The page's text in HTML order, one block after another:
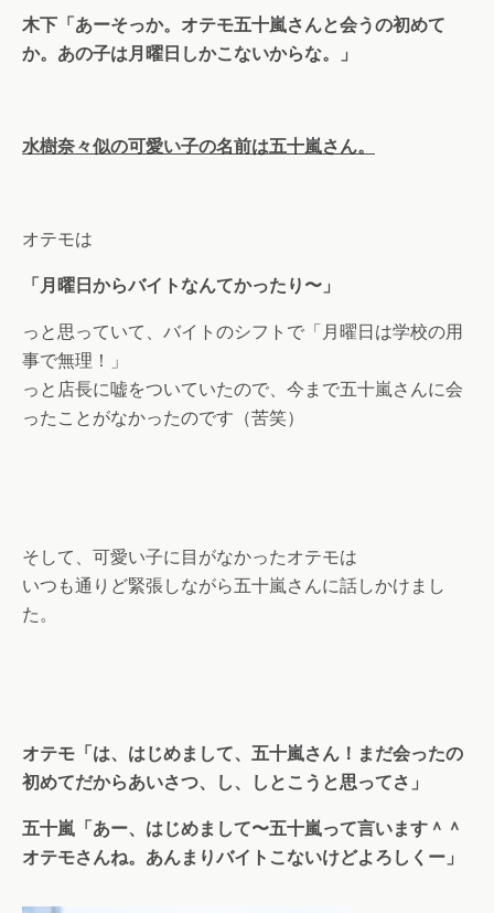
木下「あーそっか。オテモ五十嵐さんと会うの初めて
か。あの子は月曜日しかこないからな。」
水樹奈々似の可愛い子の名前は五十嵐さん。
オテモは
「月曜日からバイトなんてかったり〜」
っと思っていて、バイトのシフトで「月曜日は学校の用
事で無理！」
っと店長に嘘をついていたので、今まで五十嵐さんに会
ったことがなかったのです（苦笑）
そして、可愛い子に目がなかったオテモは
いつも通りど緊張しながら五十嵐さんに話しかけまし
た。
オテモ「は、はじめまして、五十嵐さん！まだ会ったの
初めてだからあいさつ、し、しとこうと思ってさ」
五十嵐「あー、はじめまして〜五十嵐って言います＾＾
オテモさんね。あんまりバイトこないけどよろしくー」